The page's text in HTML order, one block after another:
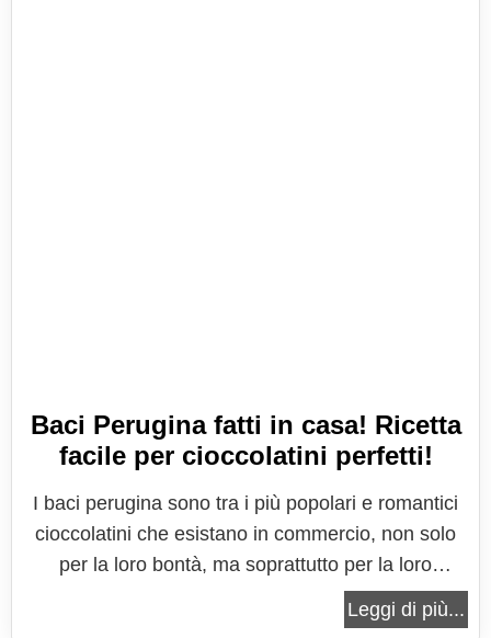
Baci Perugina fatti in casa! Ricetta
facile per cioccolatini perfetti!
I baci perugina sono tra i più popolari e romantici
cioccolatini che esistano in commercio, non solo
per la loro bontà, ma soprattutto per la loro
peculiarità di essere un vero e proprio simbolo
della festa festa di San Valentino! Infatti è proprio
Leggi di più...